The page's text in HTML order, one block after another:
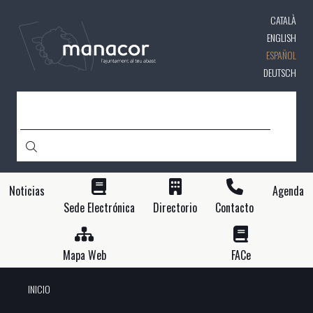
contenido
principal
CATALÀ
ENGLISH
ESPAÑOL
DEUTSCH
Noticias
Sede Electrónica
Directorio Contacto
Agenda
Mapa Web FACe
INICIO